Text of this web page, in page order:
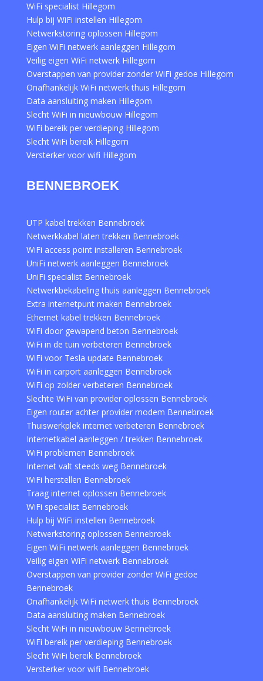
WiFi specialist Hillegom
Hulp bij WiFi instellen Hillegom
Netwerkstoring oplossen Hillegom
Eigen WiFi netwerk aanleggen Hillegom
Veilig eigen WiFi netwerk Hillegom
Overstappen van provider zonder WiFi gedoe Hillegom
Onafhankelijk WiFi netwerk thuis Hillegom
Data aansluiting maken Hillegom
Slecht WiFi in nieuwbouw Hillegom
WiFi bereik per verdieping Hillegom
Slecht WiFi bereik Hillegom
Versterker voor wifi Hillegom
BENNEBROEK
UTP kabel trekken Bennebroek
Netwerkkabel laten trekken Bennebroek
WiFi access point installeren Bennebroek
UniFi netwerk aanleggen Bennebroek
UniFi specialist Bennebroek
Netwerkbekabeling thuis aanleggen Bennebroek
Extra internetpunt maken Bennebroek
Ethernet kabel trekken Bennebroek
WiFi door gewapend beton Bennebroek
WiFi in de tuin verbeteren Bennebroek
WiFi voor Tesla update Bennebroek
WiFi in carport aanleggen Bennebroek
WiFi op zolder verbeteren Bennebroek
Slechte WiFi van provider oplossen Bennebroek
Eigen router achter provider modem Bennebroek
Thuiswerkplek internet verbeteren Bennebroek
Internetkabel aanleggen / trekken Bennebroek
WiFi problemen Bennebroek
Internet valt steeds weg Bennebroek
WiFi herstellen Bennebroek
Traag internet oplossen Bennebroek
WiFi specialist Bennebroek
Hulp bij WiFi instellen Bennebroek
Netwerkstoring oplossen Bennebroek
Eigen WiFi netwerk aanleggen Bennebroek
Veilig eigen WiFi netwerk Bennebroek
Overstappen van provider zonder WiFi gedoe
Bennebroek
Onafhankelijk WiFi netwerk thuis Bennebroek
Data aansluiting maken Bennebroek
Slecht WiFi in nieuwbouw Bennebroek
WiFi bereik per verdieping Bennebroek
Slecht WiFi bereik Bennebroek
Versterker voor wifi Bennebroek